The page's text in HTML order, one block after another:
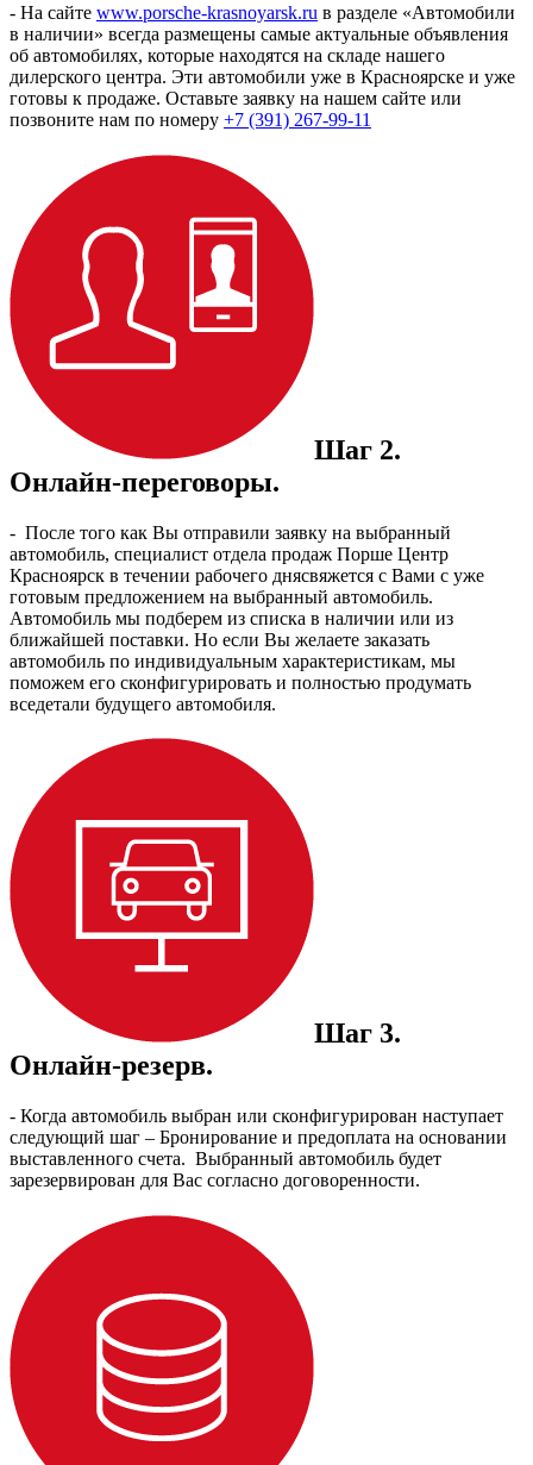
- На сайте www.porsche-krasnoyarsk.ru в разделе «Автомобили
в наличии» всегда размещены самые актуальные объявления
об автомобилях, которые находятся на складе нашего
дилерского центра. Эти автомобили уже в Красноярске и уже
готовы к продаже. Оставьте заявку на нашем сайте или
позвоните нам по номеру +7 (391) 267-99-11
Шаг 2.
Онлайн-переговоры.
- После того как Вы отправили заявку на выбранный
автомобиль, специалист отдела продаж Порше Центр
Красноярск в течении рабочего днясвяжется с Вами с уже
готовым предложением на выбранный автомобиль.
Автомобиль мы подберем из списка в наличии или из
ближайшей поставки. Но если Вы желаете заказать
автомобиль по индивидуальным характеристикам, мы
поможем его сконфигурировать и полностью продумать
вседетали будущего автомобиля.
Шаг 3.
Онлайн-резерв.
- Когда автомобиль выбран или сконфигурирован наступает
следующий шаг – Бронирование и предоплата на основании
выставленного счета. Выбранный автомобиль будет
зарезервирован для Вас согласно договоренности.